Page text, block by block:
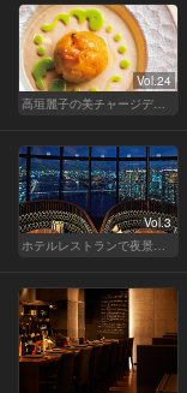
Vol.24
Vol.3